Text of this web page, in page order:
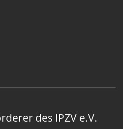
des IPZV e.V.